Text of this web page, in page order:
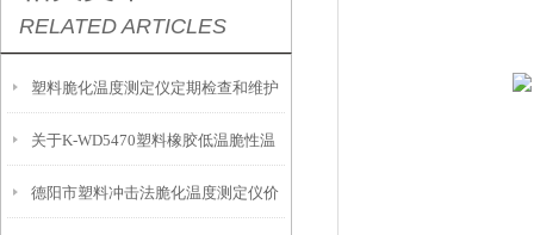
RELATED ARTICLES
塑料脆化温度测定仪定期检查和维护
的重要性
关于K-WD5470塑料橡胶低温脆性温
度测定仪的结构原理和厂家安装方法
德阳市塑料冲击法脆化温度测定仪价